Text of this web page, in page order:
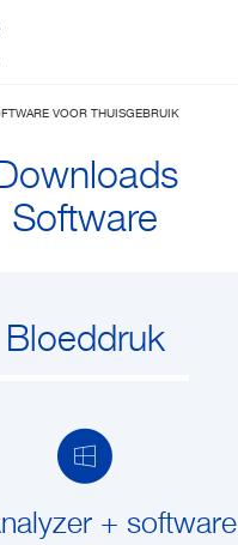
VOOR THUISGEBRUIK
Software
Bloeddruk
+ software